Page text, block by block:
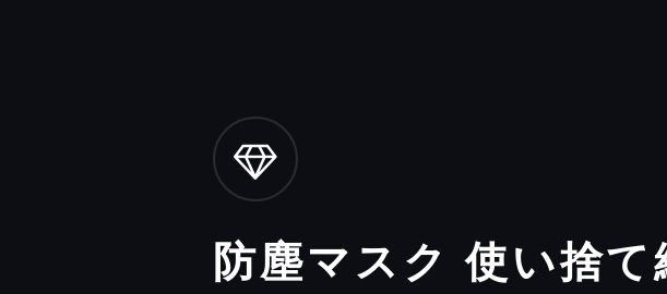
防塵マスク 使い捨